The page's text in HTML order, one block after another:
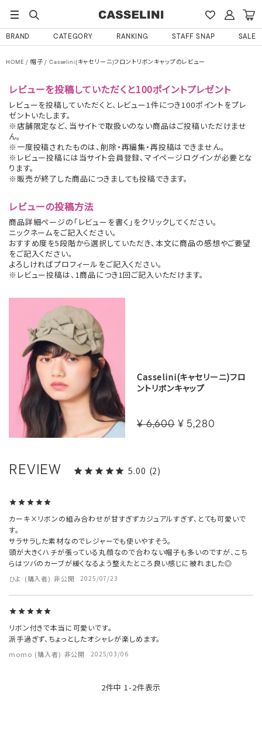
BRAND CATEGORY RANKING STAFF SNAP SALE
HOME 帽子 Casselini(キャセリーニ)フロントリボンキャップのレビュー
レビューを投稿していただくと100ポイントプレゼント
レビューを投稿していただくと、レビュー1件につき100ポイントをプレ
ゼントいたします。
※店舗限定など、当サイトで取扱いのない商品はご投稿いただけませ
ん。
※一度投稿されたものは、削除・再編集・再投稿はできません。
※レビュー投稿には当サイト会員登録、マイページログインが必要とな
ります。
※販売が終了した商品につきましても投稿できます。
レビューの投稿方法
商品詳細ページの「レビューを書く」をクリックしてください。
ニックネームをご記入ください。
おすすめ度を5段階から選択していただき、本文に商品の感想やご要望
をご記入ください。
よろしければプロフィールをご記入ください。
※レビュー投稿は、1商品につき1回ご記入いただけます。
Casselini(キャセリーニ)フロ
ントリボンキャップ
¥ 6,600 ¥ 5,280
5.00 2
ひよ 購入者 非公開 2025/07/23
カーキ×リボンの組み合わせが甘すぎずカジュアルすぎず、とても可愛いで
す。
サラサラした素材なのでレジャーでも使いやすそう。
頭が大きくハチが張っている丸顔なので合わない帽子も多いのですが、こち
らはツバのカーブが緩くなるよう整えたところ良い感じに被れました◎
momo 購入者 非公開 2025/03/06
リボン付きで本当に可愛いです。
派手過ぎず、ちょっとしたオシャレが楽しめます。
2件中 1 -2件表示